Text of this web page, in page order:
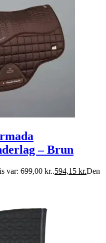
– Brun
var: 699,00 kr..594,15 kr.Den